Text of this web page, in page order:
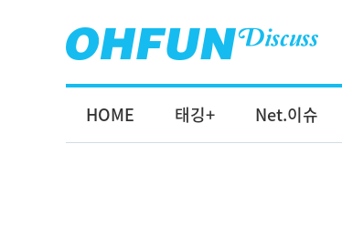
HOME 태깅+ Net.이슈